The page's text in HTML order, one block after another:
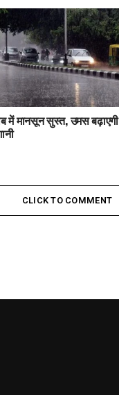
में मानसून सुस्त, उमस बढ़ाएगी
CLICK TO COMMENT